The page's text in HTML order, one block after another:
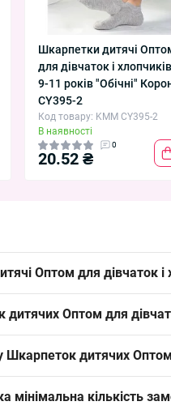
Шкарпетки дитячі
для дівчаток і хлопчиків
9-11 років "Обічні"
CY395-2
Код товару: KMM CY395-2
В наявності
0
20.52 ₴
Оптом для дівчаток і
обігу товару на
Оптом для
продажу весна/осінь.
дитячих Оптом
шкарпеткиі зручно
мінімальна кількість